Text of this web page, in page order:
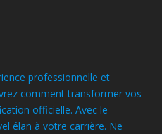
professionnelle et
comment transformer vos
officielle. Avec le
élan à votre carrière. Ne